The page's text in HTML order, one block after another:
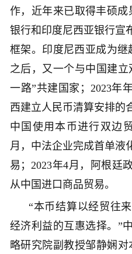
作，近年来已取得丰硕成
银行和印度尼西亚银行宣
框架。印度尼西亚成为继
之后，又一个与中国建
一路”共建国家；2023年
西建立人民币清算安排的
中国使用本币进行双边
月，中法企业完成首单液
易；2023年4月，阿根廷
从中国进口商品贸易。
“本币结算以经贸往
经济利益的互惠选择。”
略研究院副教授邹静娴